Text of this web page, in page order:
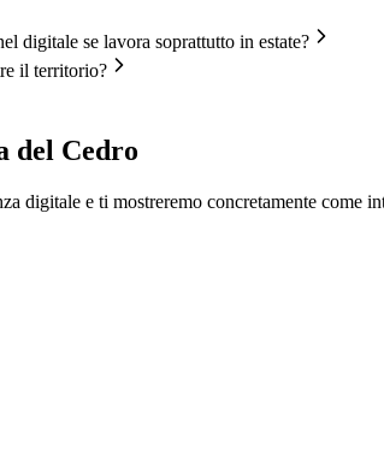
digitale se lavora soprattutto in estate?
il territorio?
del Cedro
digitale e ti mostreremo concretamente come